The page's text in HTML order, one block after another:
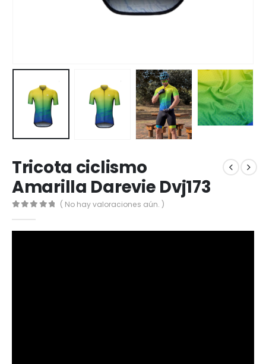
Tricota ciclismo
Amarilla Darevie Dvj173
( No hay valoraciones aún. )